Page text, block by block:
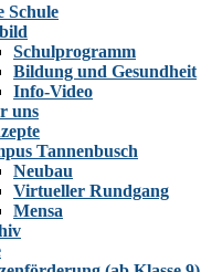
Schule
Schulprogramm
Bildung und Gesundheit
Info-Video
uns
Tannenbusch
Neubau
Virtueller Rundgang
Mensa